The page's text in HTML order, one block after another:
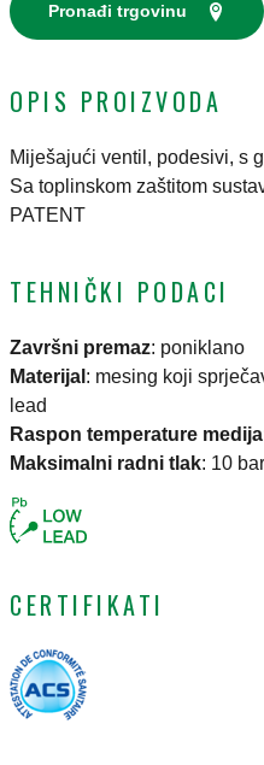
Pronađi trgovinu
OPIS PROIZVODA
Miješajući ventil, podesivi, s
Sa toplinskom zaštitom
PATENT
TEHNIČKI PODACI
Završni premaz: poniklano
Materijal : mesing koji
lead
Raspon temperature medija
Maksimalni radni tlak: 10 bar
CERTIFIKATI